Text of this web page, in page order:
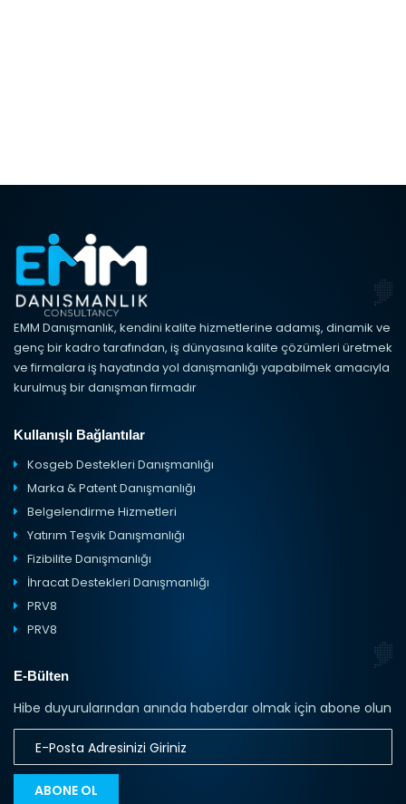
EMM Danışmanlık, kendini kalite hizmetlerine adamış, dinamik ve
genç bir kadro tarafından, iş dünyasına kalite çözümleri üretmek
ve firmalara iş hayatında yol danışmanlığı yapabilmek amacıyla
kurulmuş bir danışman firmadır
Kullanışlı Bağlantılar
Kosgeb Destekleri Danışmanlığı
Marka & Patent Danışmanlığı
Belgelendirme Hizmetleri
Yatırım Teşvik Danışmanlığı
Fizibilite Danışmanlığı
İhracat Destekleri Danışmanlığı
PRV8
PRV8
E-Bülten
Hibe duyurularından anında haberdar olmak için abone olun
ABONE OL